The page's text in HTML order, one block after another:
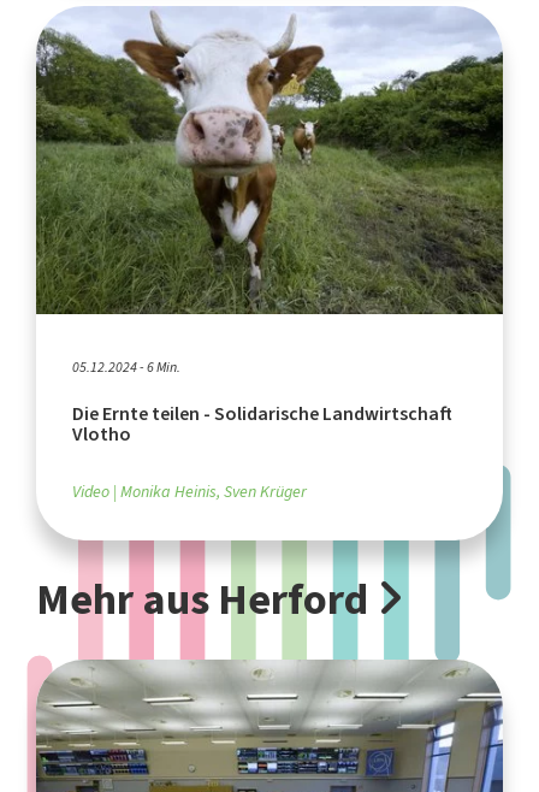
05.12.2024 - 6 Min.
Die Ernte teilen - Solidarische Landwirtschaft
Vlotho
Video Monika Heinis, Sven Krüger
Mehr aus Herford